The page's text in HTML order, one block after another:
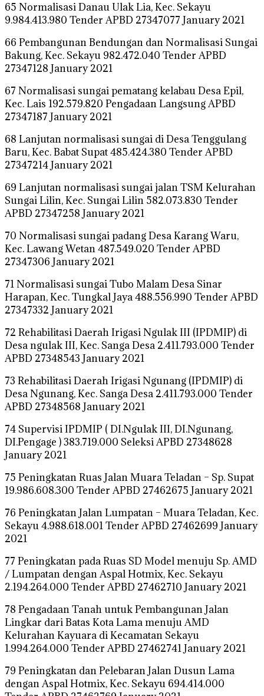
65 Normalisasi Danau Ulak Lia, Kec. Sekayu
9.984.413.980 Tender APBD 27347077 January 2021
66 Pembangunan Bendungan dan Normalisasi Sungai
Bakung, Kec. Sekayu 982.472.040 Tender APBD
27347128 January 2021
67 Normalisasi sungai pematang kelabau Desa Epil,
Kec. Lais 192.579.820 Pengadaan Langsung APBD
27347187 January 2021
68 Lanjutan normalisasi sungai di Desa Tenggulang
Baru, Kec. Babat Supat 485.424.380 Tender APBD
27347214 January 2021
69 Lanjutan normalisasi sungai jalan TSM Kelurahan
Sungai Lilin, Kec. Sungai Lilin 582.073.830 Tender
APBD 27347258 January 2021
70 Normalisasi sungai padang Desa Karang Waru,
Kec. Lawang Wetan 487.549.020 Tender APBD
27347306 January 2021
71 Normalisasi sungai Tubo Malam Desa Sinar
Harapan, Kec. Tungkal Jaya 488.556.990 Tender APBD
27347332 January 2021
72 Rehabilitasi Daerah Irigasi Ngulak III (IPDMIP) di
Desa ngulak III, Kec. Sanga Desa 2.411.793.000 Tender
APBD 27348543 January 2021
73 Rehabilitasi Daerah Irigasi Ngunang (IPDMIP) di
Desa Ngunang, Kec. Sanga Desa 2.411.793.000 Tender
APBD 27348568 January 2021
74 Supervisi IPDMIP ( DI.Ngulak III, DI.Ngunang,
DI.Pengage ) 383.719.000 Seleksi APBD 27348628
January 2021
75 Peningkatan Ruas Jalan Muara Teladan – Sp. Supat
19.986.608.300 Tender APBD 27462675 January 2021
76 Peningkatan Jalan Lumpatan – Muara Teladan, Kec.
Sekayu 4.988.618.001 Tender APBD 27462699 January
2021
77 Peningkatan pada Ruas SD Model menuju Sp. AMD
/ Lumpatan dengan Aspal Hotmix, Kec. Sekayu
2.194.264.000 Tender APBD 27462710 January 2021
78 Pengadaan Tanah untuk Pembangunan Jalan
Lingkar dari Batas Kota Lama menuju AMD
Kelurahan Kayuara di Kecamatan Sekayu
1.994.264.000 Tender APBD 27462741 January 2021
79 Peningkatan dan Pelebaran Jalan Dusun Lama
dengan Aspal Hotmix, Kec. Sekayu 694.414.000